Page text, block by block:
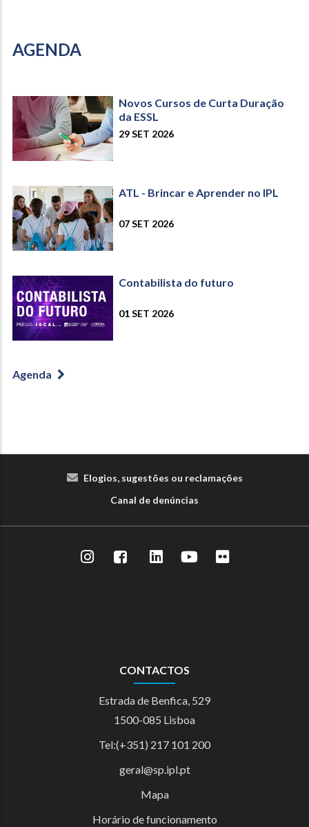
AGENDA
Novos Cursos de Curta Duração
da ESSL
29 SET 2026
ATL - Brincar e Aprender no IPL
07 SET 2026
Contabilista do futuro
01 SET 2026
Agenda
Elogios, sugestões ou reclamações
Canal de denúncias
CONTACTOS
Estrada de Benfica, 529
1500-085 Lisboa
Tel:(+351) 217 101 200
geral@sp.ipl.pt
Mapa
Horário de funcionamento